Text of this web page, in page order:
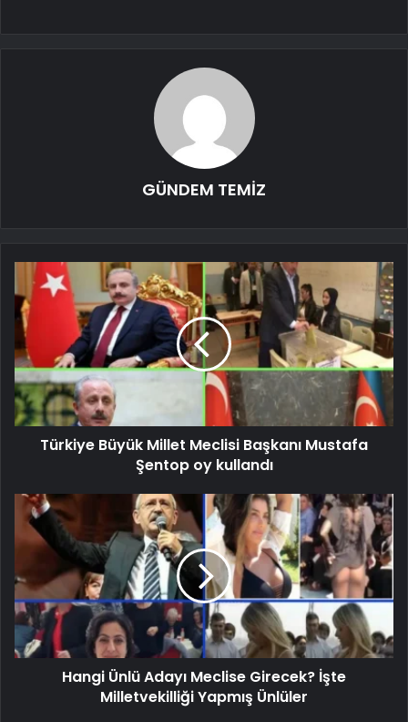
GÜNDEM TEMİZ
Türkiye Büyük Millet Meclisi Başkanı Mustafa
Şentop oy kullandı
Hangi Ünlü Adayı Meclise Girecek? İşte
Milletvekilliği Yapmış Ünlüler